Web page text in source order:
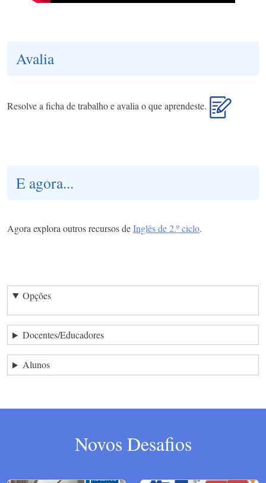
Avalia
Resolve a ficha de trabalho e avalia o que aprendeste.
E agora...
Agora explora outros recursos deInglês de 2.º ciclo.
Opções
Docentes/Educadores
Alunos
Novos Desafios